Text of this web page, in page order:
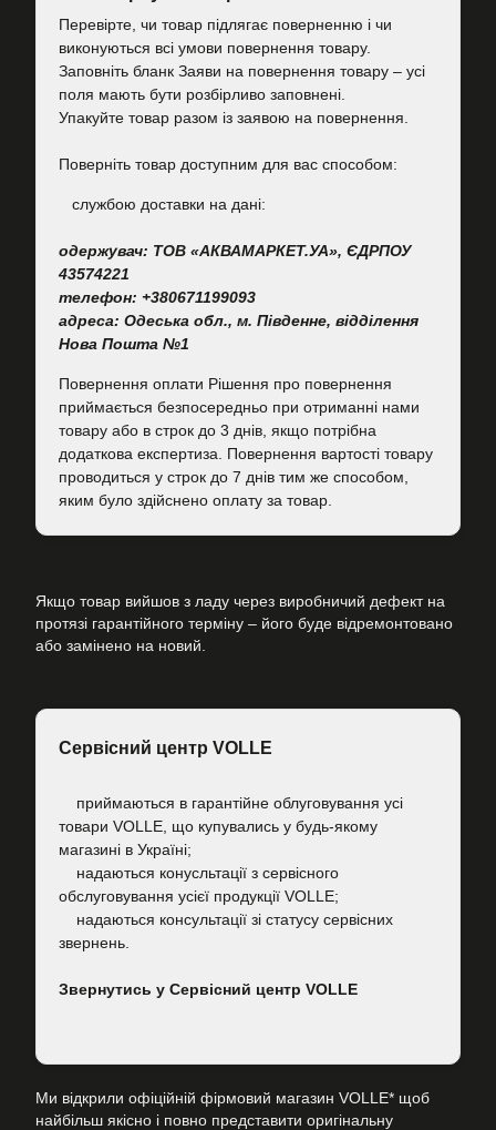
Перевірте, чи товар підлягає поверненню і чи
виконуються всі умови повернення товару.
Заповніть бланк Заяви на повернення товару – усі
поля мають бути розбірливо заповнені.
Упакуйте товар разом із заявою на повернення.
Поверніть товар доступним для вас способом:
cлужбою доставки на дані:
одержувач: ТОВ «АКВАМАРКЕТ.УА», ЄДРПОУ
43574221
телефон: +380671199093
адреса: Одеська обл., м. Південне, відділення
Нова Пошта №1
Повернення оплати Рішення про повернення
приймається безпосередньо при отриманні нами
товару або в строк до 3 днів, якщо потрібна
додаткова експертиза. Повернення вартості товару
проводиться у строк до 7 днів тим же способом,
яким було здійснено оплату за товар.
Якщо товар вийшов з ладу через виробничий дефект на
протязі гарантійного терміну – його буде відремонтовано
або замінено на новий.
Сервісний центр VOLLE
приймаються в гарантійне облуговування усі
товари VOLLE, що купувались у будь-якому
магазині в Україні;
надаються конусльтації з сервісного
обслуговування усієї продукції VOLLE;
надаються консультації зі статусу сервісних
звернень.
Звернутись у Сервісний центр VOLLE
Ми відкрили офіційній фірмовий магазин VOLLE* щоб
найбільш якісно і повно представити оригінальну